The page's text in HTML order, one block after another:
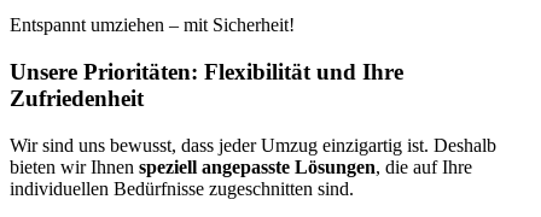
Entspannt umziehen – mit Sicherheit!
Unsere Prioritäten: Flexibilität und Ihre
Zufriedenheit
Wir sind uns bewusst, dass jeder Umzug einzigartig ist. Deshalb
bieten wir Ihnen speziell angepasste Lösungen, die auf Ihre
individuellen Bedürfnisse zugeschnitten sind.